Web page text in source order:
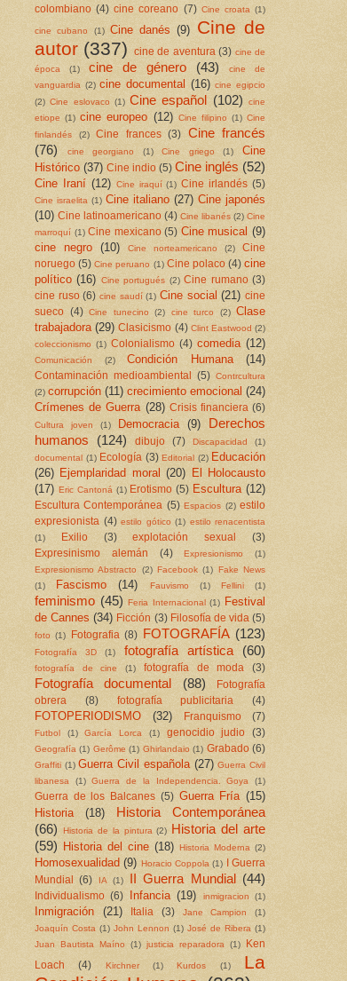
colombiano (4) cine coreano (7) Cine croata (1)
cine cubano (1) Cine danés (9) Cine de
autor (337) cine de aventura (3) cine de
época
(1) cine de género (43)
cine de
vanguardia (2) cine documental (16) cine egipcio
(2) Cine eslovaco (1) Cine español (102)
cine
etiope (1) cine europeo (12) Cine filipino (1) Cine
finlandés
(2) Cine frances (3)
Cine francés
(76)
cine georgiano (1) Cine griego (1)
Cine
Histórico (37) Cine indio (5) Cine inglés (52)
Cine Iraní (12) Cine iraquí (1) Cine irlandés (5)
Cine israelita (1) Cine italiano (27) Cine japonés
(10) Cine latinoamericano (4) Cine libanés (2) Cine
marroquí (1) Cine mexicano (5) Cine musical (9)
cine negro (10) Cine norteamericano (2)
Cine
noruego (5) Cine peruano (1) Cine polaco (4) cine
político (16) Cine portugués (2) Cine rumano (3)
cine ruso (6) cine saudí (1) Cine social (21) cine
sueco (4) Cine tunecino (2) cine turco (2) Clase
trabajadora (29) Clasicismo (4) Clint Eastwood (2)
coleccionismo (1) Colonialismo (4) comedia (12)
Comunicación (2) Condición Humana (14)
Contaminación medioambiental (5) Contrcultura
(2) corrupción (11) crecimiento emocional (24)
Crímenes de Guerra (28) Crisis financiera (6)
Cultura joven (1) Democracia (9)
Derechos
humanos (124) dibujo (7) Discapacidad
(1)
documental (1) Ecología (3) Editorial (2) Educación
(26) Ejemplaridad moral (20) El Holocausto
(17) Eric Cantoná (1) Erotismo (5) Escultura (12)
Escultura Contemporánea (5) Espacios (2) estilo
expresionista (4) estilo gótico (1) estilo renacentista
(1)
Exilio (3) explotación sexual
(3)
Expresinismo alemán
(4) Expresionismo
(1)
Expresionismo Abstracto
(2) Facebook (1)
Fake News
(1)
Fascismo (14) Fauvismo (1) Fellini (1)
feminismo (45) Feria Internacional (1)
Festival
de Cannes (34) Ficción (3) Filosofía de vida (5)
foto (1) Fotografia (8) FOTOGRAFÍA (123)
Fotografía 3D (1) fotografía artística (60)
fotografía de cine (1) fotografía de moda (3)
Fotografía documental (88)
Fotografía
obrera
(8) fotografía publicitaria (4)
FOTOPERIODISMO (32) Franquismo (7)
Futbol (1) García Lorca (1) genocidio judio (3)
Geografía (1) Gerôme (1) Ghirlandaio (1) Grabado (6)
Graffiti (1) Guerra Civil española (27) Guerra Civil
libanesa
(1) Guerra de la Independencia. Goya (1)
Guerra de los Balcanes (5) Guerra Fría (15)
Historia
(18)
Historia Contemporánea
(66)
Historia de la pintura (2) Historia del arte
(59) Historia del cine (18) Historia Moderna (2)
Homosexualidad (9) Horacio Coppola (1)
I Guerra
Mundial
(6) IA (1) II Guerra Mundial (44)
Individualismo (6) Infancia (19) inmigracion (1)
Inmigración (21) Italia (3) Jane Campion
(1)
Joaquín Costa (1) John Lennon (1) José de Ribera (1)
Juan Bautista Maíno (1) justicia reparadora (1)
Ken
Loach
(4) Kirchner (1) Kurdos (1)
La